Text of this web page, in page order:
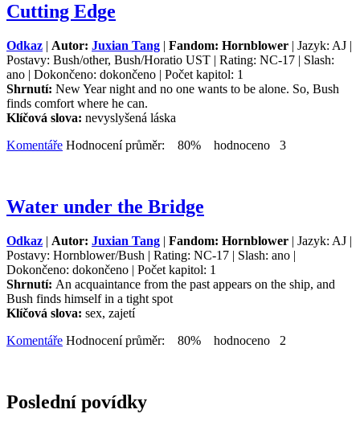
Cutting Edge
Odkaz | Autor: Juxian Tang | Fandom: Hornblower | Jazyk: AJ |
Postavy: Bush/other, Bush/Horatio UST | Rating: NC-17 | Slash:
ano | Dokončeno: dokončeno | Počet kapitol: 1
Shrnutí: New Year night and no one wants to be alone. So, Bush
finds comfort where he can.
Klíčová slova: nevyslyšená láska
Komentáře Hodnocení průměr: 80% hodnoceno 3
Water under the Bridge
Odkaz | Autor: Juxian Tang | Fandom: Hornblower | Jazyk: AJ |
Postavy: Hornblower/Bush | Rating: NC-17 | Slash: ano |
Dokončeno: dokončeno | Počet kapitol: 1
Shrnutí: An acquaintance from the past appears on the ship, and
Bush finds himself in a tight spot
Klíčová slova: sex, zajetí
Komentáře Hodnocení průměr: 80% hodnoceno 2
Poslední povídky